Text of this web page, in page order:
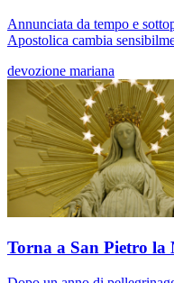
Annunciata da tempo e
Apostolica cambia
devozione mariana
Torna a San Pietro